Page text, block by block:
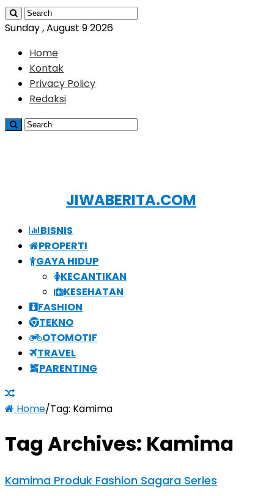
Sunday , August 9 2026
Home
Kontak
Privacy Policy
Redaksi
JIWABERITA.COM
BISNIS
PROPERTI
GAYA HIDUP
KECANTIKAN
KESEHATAN
FASHION
TEKNO
OTOMOTIF
TRAVEL
PARENTING
Home/Tag: Kamima
Tag Archives: Kamima
Kamima Produk Fashion Sagara Series